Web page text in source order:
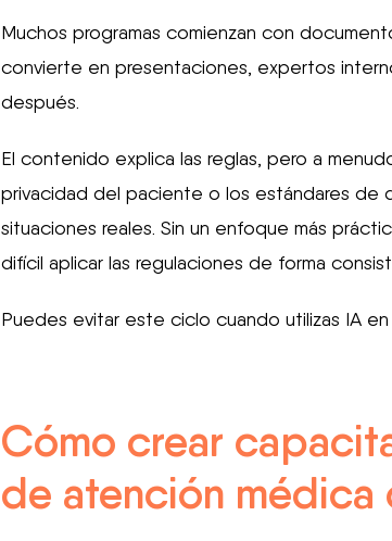
Muchos programas comienzan con
convierte en presentaciones, expertos
después.
El contenido explica las reglas, pero a
privacidad del paciente o los estándares de
situaciones reales. Sin un enfoque más
difícil aplicar las regulaciones de forma
Puedes evitar este ciclo cuando utilizas IA
Cómo crear
de atención médica